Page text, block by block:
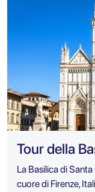
Tour della
La Basilica di
cuore di Firenze,